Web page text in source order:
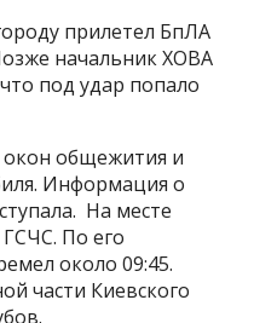
прилетел БпЛА
начальник ХОВА
под удар попало
общежития и
Информация о
На месте
По его
около 09:45.
части Киевского